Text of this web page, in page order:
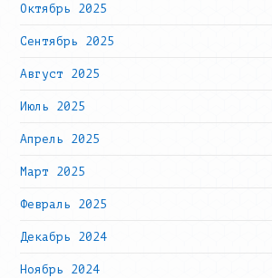
Октябрь 2025
Сентябрь 2025
Август 2025
Июль 2025
Апрель 2025
Март 2025
Февраль 2025
Декабрь 2024
Ноябрь 2024